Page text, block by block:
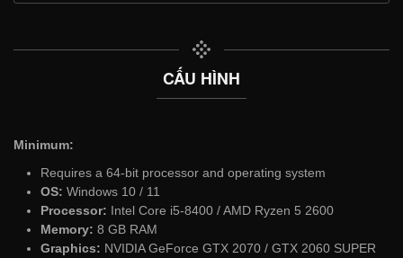
CẤU HÌNH
Minimum:
Requires a 64-bit processor and operating system
OS: Windows 10 / 11
Processor: Intel Core i5-8400 / AMD Ryzen 5 2600
Memory: 8 GB RAM
Graphics: NVIDIA GeForce GTX 2070 / GTX 2060 SUPER